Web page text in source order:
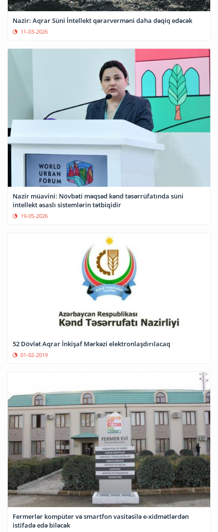
Nazir: Aqrar Süni İntellekt qərarverməni daha dəqiq edəcək
11-03-2026
Nazir müavini: Növbəti məqsəd kənd təsərrüfatında süni
intellekt əsaslı sistemlərin tətbiqidir
19-05-2026
52 Dövlət Aqrar İnkişaf Mərkəzi elektronlaşdırılacaq
01-02-2019
Fermerlər kompüter və smartfon vasitəsilə e-xidmətlərdən
istifadə edə biləcək